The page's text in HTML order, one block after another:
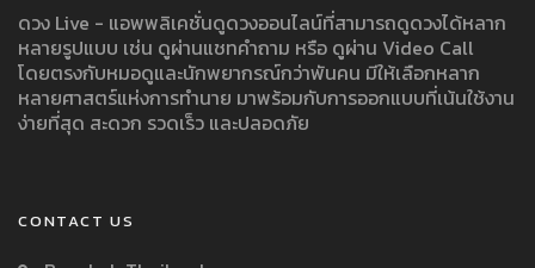
ดวง Live - แอพพลิเคชั่นดูดวงออนไลน์ที่สามารถดูดวงได้หลาก
หลายรูปแบบ เช่น ดูผ่านแชทคำถาม หรือ ดูผ่าน Video Call
โดยตรงกับหมอดูและนักพยากรณ์กว่าพันคน มีให้เลือกหลาก
หลายศาสตร์แห่งการทำนาย มาพร้อมกับการออกแบบที่เน้นใช้งาน
ง่ายที่สุด สะดวก รวดเร็ว และปลอดภัย
CONTACT US